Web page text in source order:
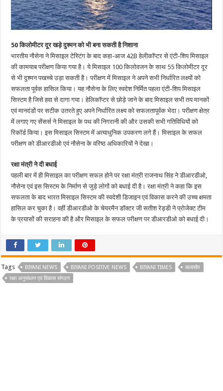
50 किलोमीटर दूर खड़े दुश्मन को भी बना सकती है निशाना
भारतीय नौसेना ने मिसाइल टेस्टिंग के बाद कहा-आज 42B हेलीकॉप्टर से एंटी-शिप मिसाइल
की कामयाब परीक्षण किया गया है। ये मिसाइल 100 किलोवजन के साथ 55 किलोमीटर दूर
से भी दुश्मन पखच्चे उड़ा सकती है। परीक्षण में मिसाइल ने अपने सभी निर्धारित लक्ष्यों को
सफलता पूर्वक हासिल किया। यह नौसेना के लिए स्वदेश निर्मित पहला एंटी-शिप मिसाइल
सिस्टम है जिसे हवा से दागा गया। हेलिकॉप्टर से छोड़े जाने के बाद मिसाइल सभी तय मानकों
एवं मानदंडों पर सटीक उतरते हुए अपने निर्धारित लक्ष्य को सफलतापूर्वक भेदा। परीक्षण क्षेत्र
में लगाए गए सेंसर्स ने मिसाइल के पथ की निगरानी की और उसकी सभी गतिविधियों को
रिकॉर्ड किया। इस मिसाइल सिस्टम में अत्याधुनिक उपकरण लगे हैं। मिसाइल के सफल
परीक्षण को डीआरडीओ एवं नौसेना के वरिष्ठ अधिकारियों ने देखा।
रक्षा मंत्री ने दी बधाई
पहली बार में ही मिसाइल का परीक्षण सफल होने पर रक्षा मंत्री राजनाथ सिंह ने डीआरडीओ,
नौसेना एवं इस सिस्टम के निर्माण से जुड़े लोगों को बधाई दी है। रक्षा मंत्री ने कहा कि इस
सफलता के बाद भारत मिसाइल सिस्टम की स्वदेशी डिजाइन एवं विकास करने की उच्च क्षमता
हासिल कर चुका है। वहीं डीआरडीओ के चेयरमैन डॉक्टर जी सतीश रेड्डी ने प्रोजेक्ट टीम
के प्रयासों की सराहना की है और मिसाइल के सफल परीक्षण पर डीआरडीओ को बधाई दी।
Tags BIYANI NEWS BIYANI POSITIVE NEWS BIYANI TIMES
बालासोर
रक्षा अनुसंधान एवं विकास संगठन